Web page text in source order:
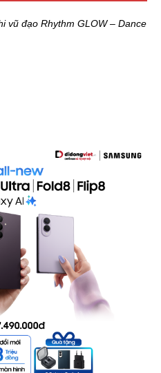
vũ đạo Rhythm GLOW – Dance